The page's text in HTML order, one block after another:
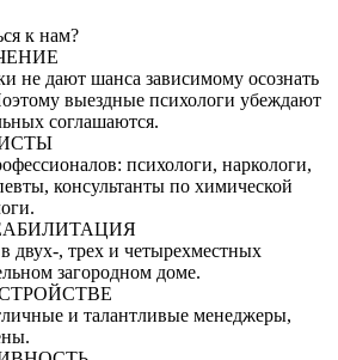
к нам?
не дают шанса зависимому осознать
выездные психологи убеждают
соглашаются.
психологи, наркологи,
консультанты по химической
, трех и четырехместных
загородном доме.
и талантливые менеджеры,